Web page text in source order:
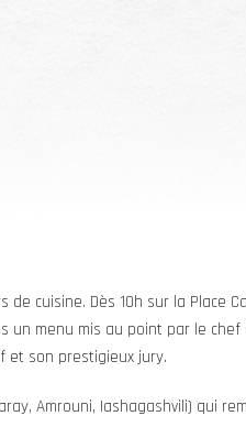
de cuisine. Dès 10h sur la Place
un menu mis au point par le
et son prestigieux jury.
Amrouni, Iashagashvili) qui